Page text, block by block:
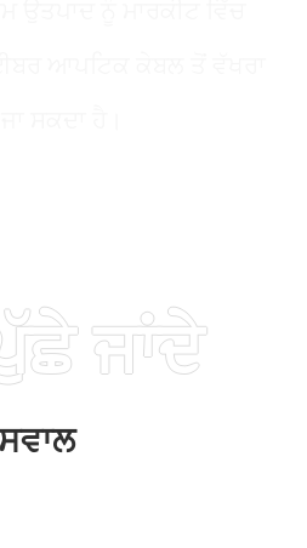
ਜਾਂਦੇ